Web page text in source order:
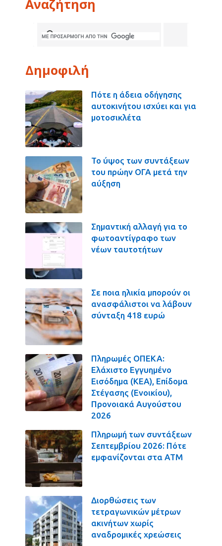
Αναζήτηση
Δημοφιλή
Πότε η άδεια οδήγησης
αυτοκινήτου ισχύει και για
μοτοσικλέτα
Το ύψος των συντάξεων
του πρώην ΟΓΑ μετά την
αύξηση
Σημαντική αλλαγή για το
φωτοαντίγραφο των
νέων ταυτοτήτων
Σε ποια ηλικία μπορούν οι
ανασφάλιστοι να λάβουν
σύνταξη 418 ευρώ
Πληρωμές ΟΠΕΚΑ:
Ελάχιστο Εγγυημένο
Εισόδημα (ΚΕΑ), Επίδομα
Στέγασης (Ενοικίου),
Προνοιακά Αυγούστου
2026
Πληρωμή των συντάξεων
Σεπτεμβρίου 2026: Πότε
εμφανίζονται στα ΑΤΜ
Διορθώσεις των
τετραγωνικών μέτρων
ακινήτων χωρίς
αναδρομικές χρεώσεις